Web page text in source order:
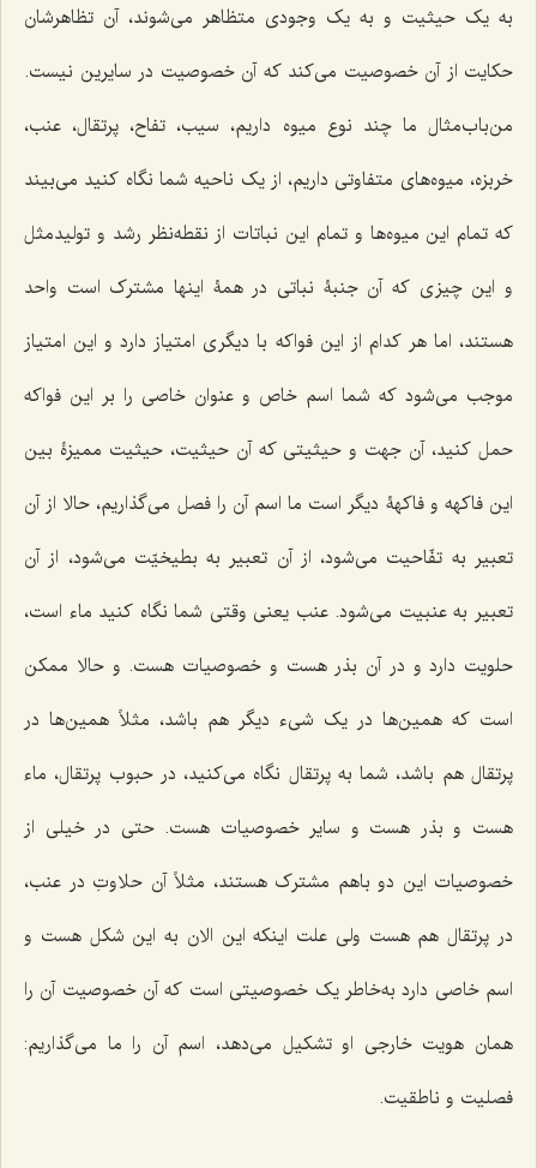
به یک حیثیت و به یک وجودى متظاهر مى‌شوند، آن تظاهرشان
حکایت از آن خصوصیت مى‌کند که آن خصوصیت در سایرین نیست.
من‌باب‌مثال ما چند نوع میوه داریم، سیب، تفاح، پرتقال، عنب،
خربزه، میوه‌هاى متفاوتى داریم، از یک ناحیه شما نگاه کنید مى‌بیند
که تمام این میوه‌ها و تمام این نباتات از نقطه‌نظر رشد و تولیدمثل
و این چیزی که آن جنبۀ نباتى در همۀ اینها مشترک است واحد
هستند، اما هر کدام از این فواکه با دیگرى امتیاز دارد و این امتیاز
موجب مى‌شود که شما اسم خاص و عنوان خاصى را بر این فواکه
حمل کنید، آن جهت و حیثیتى که آن حیثیت، حیثیت ممیزۀ بین
این فاکهه و فاکهۀ دیگر است ما اسم آن را فصل مى‌گذاریم، حالا از آن
تعبیر به تفّاحیت مى‌شود، از آن تعبیر به بطیخیّت مى‌شود، از آن
تعبیر به عنبیت مى‌شود. عنب یعنى وقتى شما نگاه کنید ماء است،
حلویت دارد و در آن بذر هست و خصوصیات هست. و حالا ممکن
است که همین‌ها در یک شى‌ء دیگر هم باشد، مثلاً همین‌ها در
پرتقال‌ هم باشد، شما به پرتقال نگاه مى‌کنید، در حبوب پرتقال، ماء
هست و بذر هست و سایر خصوصیات هست. حتى در خیلى از
خصوصیات این دو باهم مشترک هستند، مثلاً آن حلاوتِ در عنب،
در پرتقال هم هست ولى علت اینکه این الان به این شکل هست و
اسم خاصى دارد به‌خاطر یک خصوصیتى است که آن خصوصیت آن را
همان هویت خارجى او تشکیل می‌دهد، اسم آن را ما مى‌گذاریم:
فصلیت و ناطقیت.